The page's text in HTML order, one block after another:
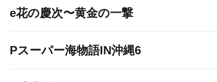
e花の慶次〜黄金の一撃
Pスーパー海物語IN沖縄6